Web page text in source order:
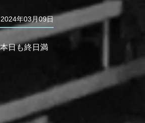
2024年03月09日
日も終日満